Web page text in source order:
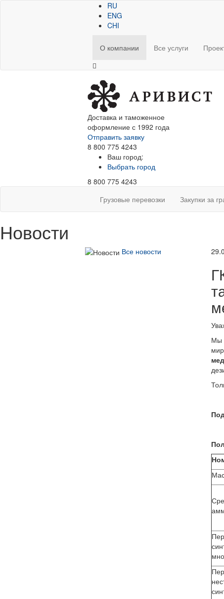
RU
ENG
CHI
О компании Все услуги
Доставка и таможенное
оформление с 1992 года
Отправить заявку
8 800 775 4243
Ваш город:
Выбрать город
8 800 775 4243
Грузовые перевозки
Закупки за
Новости
Все новости
Мы